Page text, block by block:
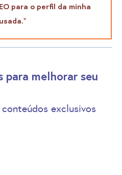
para o perfil da minha
“
para melhorar seu
exclusivos